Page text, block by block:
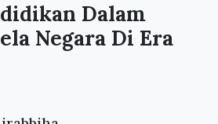
Dalam
Negara Di Era